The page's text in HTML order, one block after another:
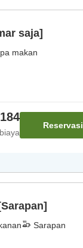
saja]
makan
Reservasi
Sarapan